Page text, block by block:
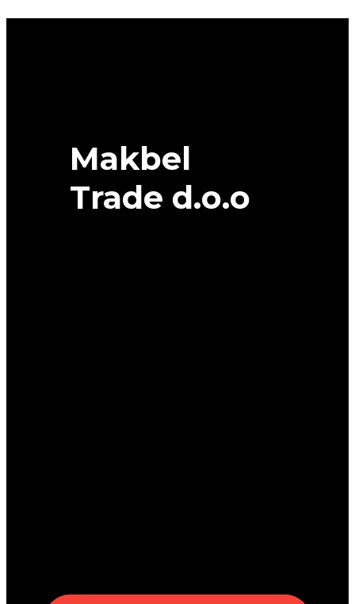
Makbel
Trade d.o.o